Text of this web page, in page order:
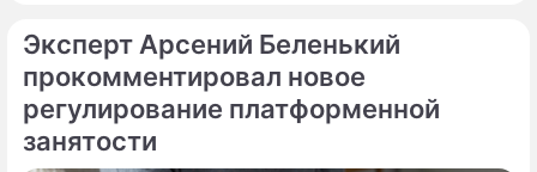
Орбакайте
певица, актриса
Эксперт Арсений Беленький
прокомментировал новое
регулирование платформенной
занятости